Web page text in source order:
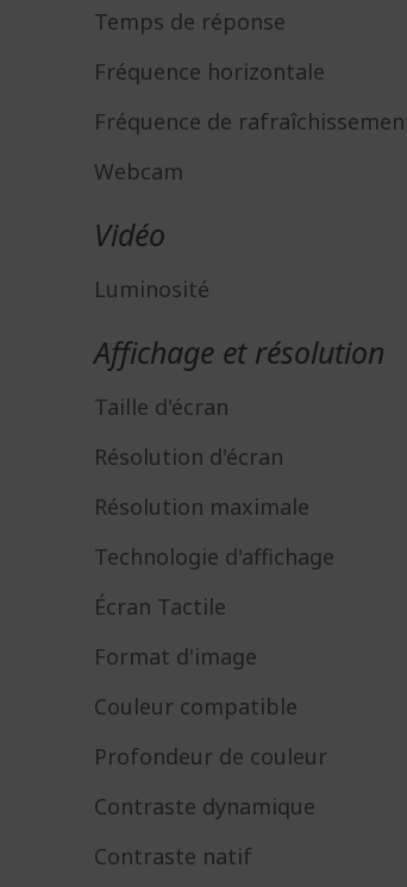
Temps de réponse
Fréquence horizontale
Fréquence de
Webcam
Vidéo
Luminosité
Affichage et résolution
Taille d'écran
Résolution d'écran
Résolution maximale
Technologie d'affichage
Écran Tactile
Format d'image
Couleur compatible
Profondeur de couleur
Contraste dynamique
Contraste natif